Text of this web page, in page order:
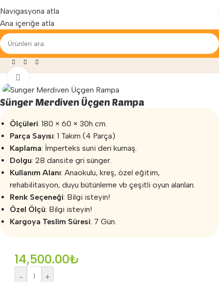
Navigasyona atla
Ana içeriğe atla
Yenilenen arayüzümüz ile hizmetinizdeyiz...
»Sünger Oyun Grupları
Sünger Merdiven Üçgen Rampa
Ölçüleri: 180 × 60 × 30h cm.
Parça Sayısı: 1 Takım (4 Parça)
Kaplama: İmperteks suni deri kumaş.
Dolgu: 28 dansite gri sünger.
Kullanım Alanı: Anaokulu, kreş, özel eğitim,
rehabilitasyon, duyu bütünleme vb çeşitli oyun alanları.
Renk Seçeneği: Bilgi isteyin!
Özel Ölçü: Bilgi isteyin!
Kargoya Teslim Süresi: 7 Gün.
14,500.00₺
- +